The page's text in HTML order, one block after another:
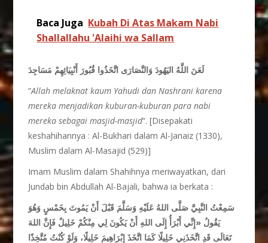
Baca Juga Kubah Di Atas Makam Nabi
Shallallahu 'Alaihi wa Sallam
لَعَنَ اللَّهُ اليَهُودَ وَالنَّصَارَى اتَّخَذُوا قُبُورَ أَنْبِيَائِهِمْ مَسَاجِدَ
“Allah melaknat kaum Yahudi dan Nashrani karena
mereka menjadikan kuburan-kuburan para nabi
mereka sebagai masjid-masjid“. [Disepakati
keshahihannya : Al-Bukhari dalam Al-Janaiz (1330),
Muslim dalam Al-Masajid (529)]
Imam Muslim dalam Shahihnya meriwayatkan, dari
Jundab bin Abdullah Al-Bajali, bahwa ia berkata :
سَمِعْتُ النَّبِيَّ صَلَّى اللهُ عَلَيْهِ وَسَلَّمَ قَبْلَ أَنْ يَمُوتَ بِخَمْسٍ وَهُوَ
يَقُولُ «إِنِّي أَبْرَأُ إِلَى اللهِ أَنْ يَكُونَ لِي مِنْكُمْ خَلِيلٌ فَإِنَّ اللهَ
تَعَالَى قَدِ اتَّخَذَنِي خَلِيلًا كَمَا اتَّخَذَ إِبْرَاهِيمَ خَلِيلًا، وَلَوْ كُنْتُ مُتَّخِذًا